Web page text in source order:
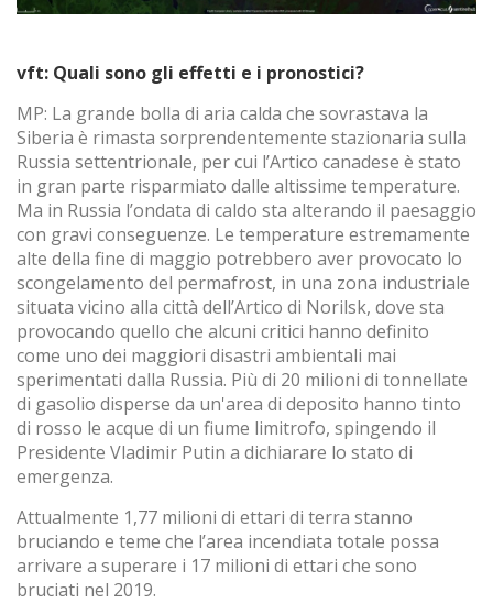
vft: Quali sono gli effetti e i pronostici?
MP: La grande bolla di aria calda che sovrastava la
Siberia è rimasta sorprendentemente stazionaria sulla
Russia settentrionale, per cui l’Artico canadese è stato
in gran parte risparmiato dalle altissime temperature.
Ma in Russia l’ondata di caldo sta alterando il paesaggio
con gravi conseguenze. Le temperature estremamente
alte della fine di maggio potrebbero aver provocato lo
scongelamento del permafrost, in una zona industriale
situata vicino alla città dell’Artico di Norilsk, dove sta
provocando quello che alcuni critici hanno definito
come uno dei maggiori disastri ambientali mai
sperimentati dalla Russia. Più di 20 milioni di tonnellate
di gasolio disperse da un'area di deposito hanno tinto
di rosso le acque di un fiume limitrofo, spingendo il
Presidente Vladimir Putin a dichiarare lo stato di
emergenza.
Attualmente 1,77 milioni di ettari di terra stanno
bruciando e teme che l’area incendiata totale possa
arrivare a superare i 17 milioni di ettari che sono
bruciati nel 2019.